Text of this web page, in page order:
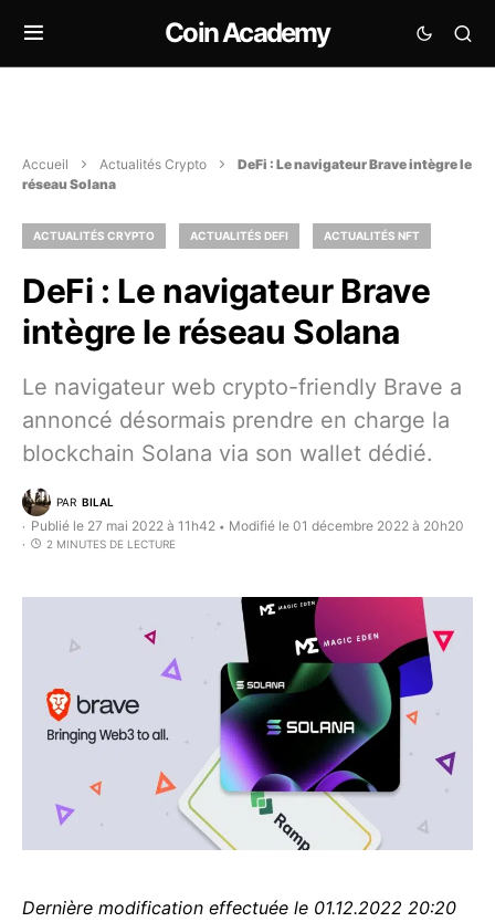
Coin Academy
Accueil Actualités Crypto
DeFi : Le navigateur Brave intègre le
réseau Solana
ACTUALITÉS CRYPTO ACTUALITÉS DEFI ACTUALITÉS NFT
DeFi : Le navigateur Brave
intègre le réseau Solana
Le navigateur web crypto-friendly Brave a
annoncé désormais prendre en charge la
blockchain Solana via son wallet dédié.
PAR BILAL
Publié le 27 mai 2022 à 11h42 • Modifié le 01 décembre 2022 à 20h20
2 MINUTES DE LECTURE
Dernière modification effectuée le 01.12.2022 20:20